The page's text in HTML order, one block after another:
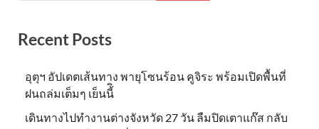
Recent Posts
อุตุฯ อัปเดตเส้นทาง พายุโซนร้อน คูจิระ พร้อมเปิดพื้นที่
ฝนถล่มเต็มๆ เย็นนี้ิ
เดินทางไปทำงานต่างจังหวัด 27 วัน ลืมปิดเตาแก๊ส กลับ